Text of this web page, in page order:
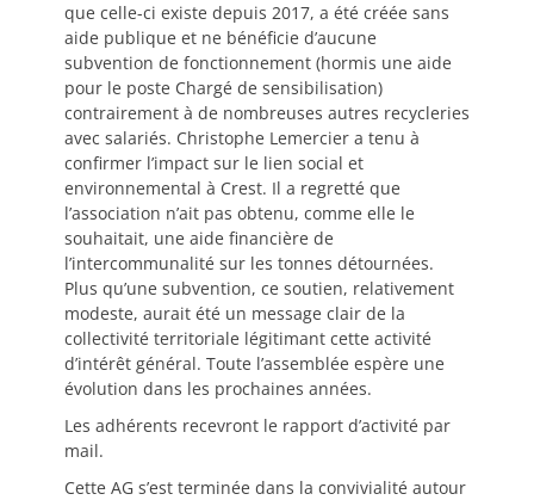
que celle-ci existe depuis 2017, a été créée sans
aide publique et ne bénéficie d’aucune
subvention de fonctionnement (hormis une aide
pour le poste Chargé de sensibilisation)
contrairement à de nombreuses autres recycleries
avec salariés. Christophe Lemercier a tenu à
confirmer l’impact sur le lien social et
environnemental à Crest. Il a regretté que
l’association n’ait pas obtenu, comme elle le
souhaitait, une aide financière de
l’intercommunalité sur les tonnes détournées.
Plus qu’une subvention, ce soutien, relativement
modeste, aurait été un message clair de la
collectivité territoriale légitimant cette activité
d’intérêt général. Toute l’assemblée espère une
évolution dans les prochaines années.
Les adhérents recevront le rapport d’activité par
mail.
Cette AG s’est terminée dans la convivialité autour